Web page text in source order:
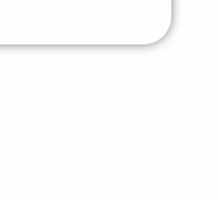
DE MÉTODO